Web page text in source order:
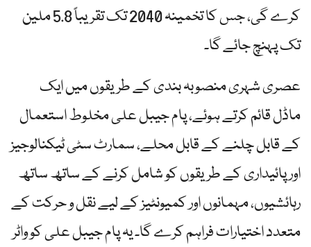
کرے گی، جس کا تخمینہ 2040 تک تقریباً 5.8 ملین
تک پہنچ جائے گا۔
عصری شہری منصوبہ بندی کے طریقوں میں ایک
ماڈل قائم کرتے ہوئے، پام جیبل علی مخلوط استعمال
کے قابل چلنے کے قابل محلے، سمارٹ سٹی ٹیکنالوجیز
اور پائیداری کے طریقوں کو شامل کرنے کے ساتھ ساتھ
رہائشیوں، مہمانوں اور کمیونٹیز کے لیے نقل و حرکت کے
متعدد اختیارات فراہم کرے گا۔ یہ پام جیبل علی کو واٹر